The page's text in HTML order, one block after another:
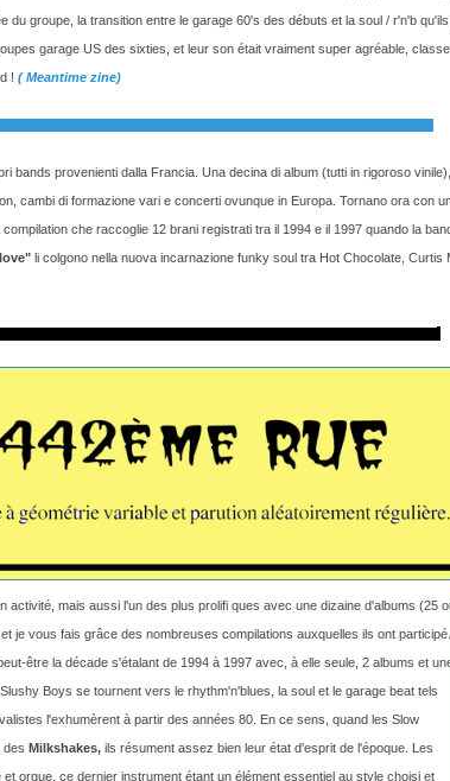
groupe, la transition entre le garage 60's des débuts et la soul / r'n'b
garage US des sixties, et leur son était vraiment super agréable,
! ( Meantime zine)
bands provenienti dalla Francia. Una decina di album (tutti in rigoroso
cambi di formazione vari e concerti ovunque in Europa. Tornano ora con
che raccoglie 12 brani registrati tra il 1994 e il 1997 quando la
li colgono nella nuova incarnazione funky soul tra Hot Chocolate,
mais aussi l'un des plus prolifi ques avec une dizaine d'albums (25
je vous fais grâce des nombreuses compilations auxquelles ils ont participé.
être la décade s'étalant de 1994 à 1997 avec, à elle seule, 2 albums et
Boys se tournent vers le rhythm'n'blues, la soul et le garage beat tels
l'exhumèrent à partir des années 80. En ce sens, quand les Slow
des Milkshakes, ils résument assez bien leur état d'esprit de l'époque. Les
orgue, ce dernier instrument étant un élément essentiel au style choisi et